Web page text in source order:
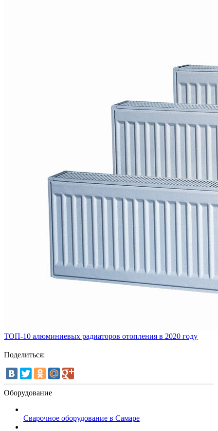
ТОП-10 алюминиевых радиаторов отопления в 2020 году
Поделиться:
Оборудование
Сварочное оборудование в Самаре